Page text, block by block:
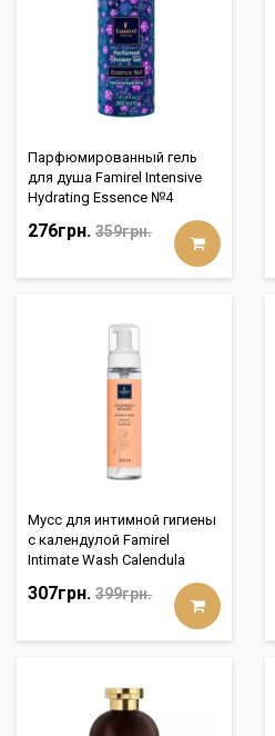
Парфюмированный гель
для душа Famirel Intensive
Hydrating Essence №4
276грн. 359грн.
Мусс для интимной гигиены
с календулой Famirel
Intimate Wash Calendula
307грн. 399грн.